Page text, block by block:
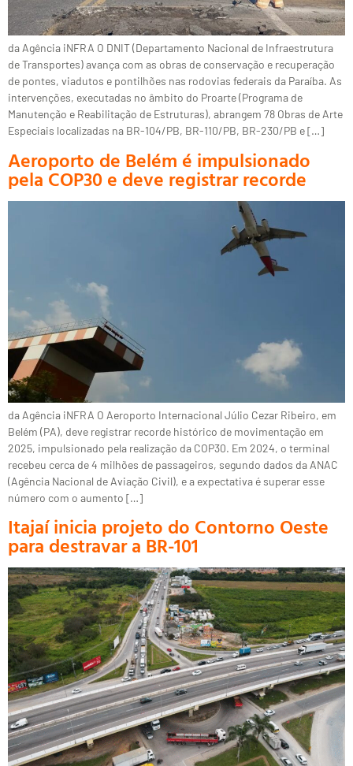
da Agência iNFRA O DNIT (Departamento Nacional de Infraestrutura
de Transportes) avança com as obras de conservação e recuperação
de pontes, viadutos e pontilhões nas rodovias federais da Paraíba. As
intervenções, executadas no âmbito do Proarte (Programa de
Manutenção e Reabilitação de Estruturas), abrangem 78 Obras de Arte
Especiais localizadas na BR-104/PB, BR-110/PB, BR-230/PB e […]
Aeroporto de Belém é impulsionado
pela COP30 e deve registrar recorde
da Agência iNFRA O Aeroporto Internacional Júlio Cezar Ribeiro, em
Belém (PA), deve registrar recorde histórico de movimentação em
2025, impulsionado pela realização da COP30. Em 2024, o terminal
recebeu cerca de 4 milhões de passageiros, segundo dados da ANAC
(Agência Nacional de Aviação Civil), e a expectativa é superar esse
número com o aumento […]
Itajaí inicia projeto do Contorno Oeste
para destravar a BR-101